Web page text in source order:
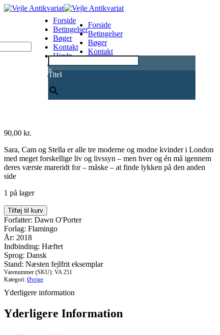
×
Titel
Forside
Betingelser
Bøger
Kontakt
Hjælp
0
Forside
Betingelser
Bøger
Kontakt
90,00 kr.
Sara, Cam og Stella er alle tre moderne og modne kvinder i London
med meget forskellige liv og livssyn – men hver og én må igennem
deres værste mareridt for – måske – at finde lykken på den anden
side
1 på lager
Som
det
er
antal
Tilføj til kurv
Forfatter: Dawn O'Porter
Forlag: Flamingo
År: 2018
Indbinding: Hæftet
Sprog: Dansk
Stand: Næsten fejlfrit eksemplar
Varenummer (SKU): VA 251
Kategori: Øvrige
Yderligere information
Yderligere Information